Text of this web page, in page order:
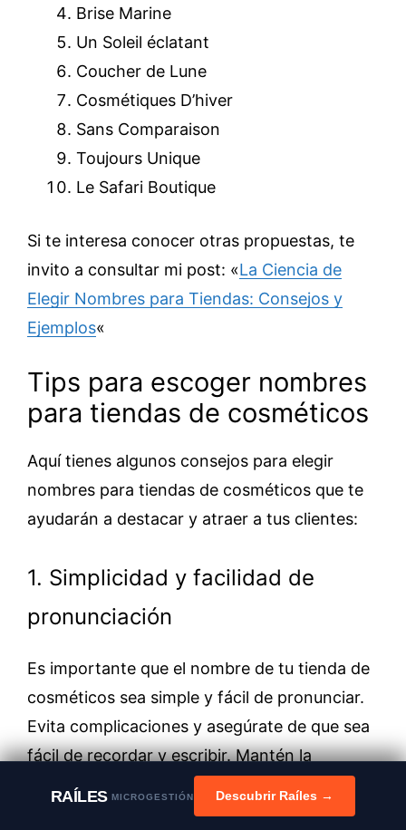
Brise Marine
Un Soleil éclatant
Coucher de Lune
Cosmétiques D’hiver
Sans Comparaison
Toujours Unique
Le Safari Boutique
Si te interesa conocer otras propuestas, te
invito a consultar mi post: «La Ciencia de
Elegir Nombres para Tiendas: Consejos y
Ejemplos«
Tips para escoger nombres
para tiendas de cosméticos
Aquí tienes algunos consejos para elegir
nombres para tiendas de cosméticos que te
ayudarán a destacar y atraer a tus clientes:
1. Simplicidad y facilidad de
pronunciación
Es importante que el nombre de tu tienda de
cosméticos sea simple y fácil de pronunciar.
Evita complicaciones y asegúrate de que sea
fácil de recordar y escribir. Mantén la
simplicidad para facilitar la conexión con tus
RAÍLESMICROGESTIÓN Descubrir Raíles →